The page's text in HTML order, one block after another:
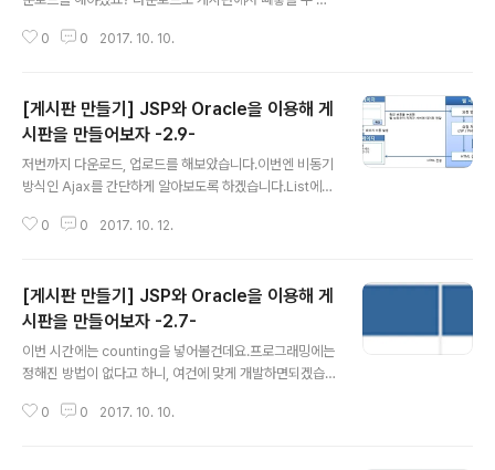
습니다. 파일 다운로드 취약점으로 권한 없는 악의적인 사
되는지 흐름을 알아보기 위함입니다. 다운로드를 받기위해
선 어떻게 해야할까요? 가장 간단한 방법은 해당 파일의 경
로를 a 태그의 href에 파일이름과 명시하면 되는데 이 방
법은 서버의 파일경로가 노출되므로 보안상 매우 취약합니
다. 페이지 이동하는 것도 이때까지 다운로드해봤을 때 아
닌거 같구요. 그래서 꼼수를 쓰기로했습니다. iframe 태그
0 0 2017. 10. 10.
[게시판 만들기] JSP와 Oracle을 이용해 게
시판을 만들어보자 -2.9-
저번까지 다운로드, 업로드를 해보았습니다.이번엔 비동기
방식인 Ajax를 간단하게 알아보도록 하겠습니다.List에서
있었습니다.그렇다면 페이지 전환없이 바로 다음 페이지를
ich Internet Application)의 시작입니다.이러한 기술들
이 가능하기 위해 사용되는 것이 바로 AJAX(Asynchron
ous Javascript And XML)입니다.AJAX는 Javscrip
t를 이용한 비동기 통신, 클라이언트(브라우저)와 서버(웹
서버)간에 XML 데이터를 주고 받는 기술입니다.먼저 기존
의 방식과 차이점을 그림으로 설명해보겠습니다. 그림..
0 0 2017. 10. 12.
[게시판 만들기] JSP와 Oracle을 이용해 게
시판을 만들어보자 -2.7-
이번 시간에는 counting을 넣어볼건데요.프로그래밍에는
정해진 방법이 없다고 하니, 여건에 맞게 개발하면되겠습
라가겠죠?근데 그냥 클릭했을때만 올라가게한다면 글쓴이
0 0 2017. 10. 10.